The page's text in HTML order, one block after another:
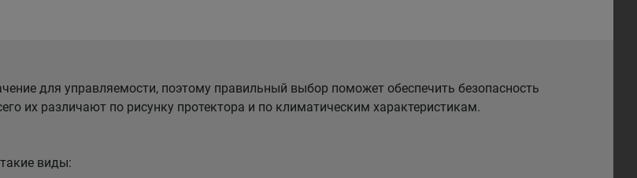
для управляемости, поэтому правильный выбор поможет обеспечить безопасность
их различают по рисунку протектора и по климатическим характеристикам.
виды: